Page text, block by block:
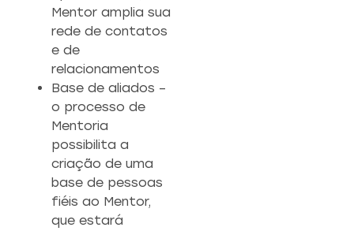
Mentor amplia sua
rede de contatos
e de
relacionamentos
Base de aliados –
o processo de
Mentoria
possibilita a
criação de uma
base de pessoas
fiéis ao Mentor,
que estará